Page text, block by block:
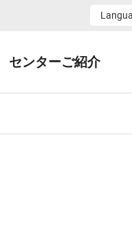
センターご紹介